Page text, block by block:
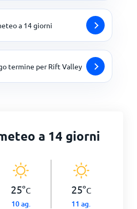
a 14 giorni
termine per Rift Valley
a 14 giorni
25°C
10 ag.
25°C
11 ag.